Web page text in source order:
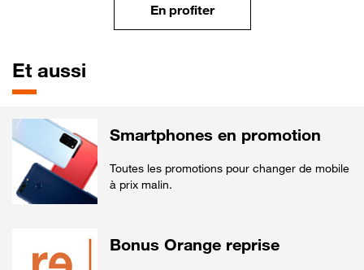
En profiter
Et aussi
Smartphones en promotion
Toutes les promotions pour changer de mobile
à prix malin.
Bonus Orange reprise